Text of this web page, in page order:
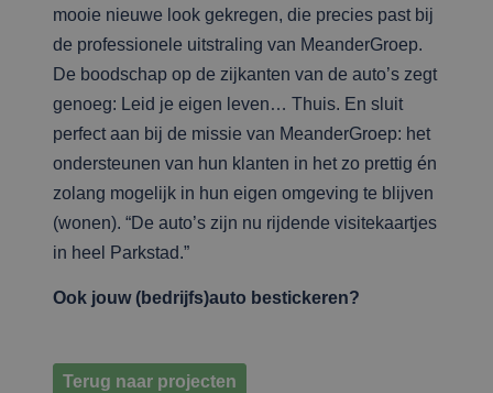
mooie nieuwe look gekregen, die precies past bij
de professionele uitstraling van MeanderGroep.
De boodschap op de zijkanten van de auto’s zegt
genoeg: Leid je eigen leven… Thuis. En sluit
perfect aan bij de missie van MeanderGroep: het
ondersteunen van hun klanten in het zo prettig én
zolang mogelijk in hun eigen omgeving te blijven
(wonen). “De auto’s zijn nu rijdende visitekaartjes
in heel Parkstad.”
Ook jouw (bedrijfs)auto bestickeren?
Terug naar projecten